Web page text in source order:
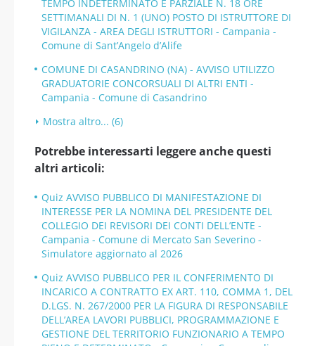
TEMPO INDETERMINATO E PARZIALE N. 18 ORE
SETTIMANALI DI N. 1 (UNO) POSTO DI ISTRUTTORE DI
VIGILANZA - AREA DEGLI ISTRUTTORI - Campania -
Comune di Sant’Angelo d’Alife
COMUNE DI CASANDRINO (NA) - AVVISO UTILIZZO
GRADUATORIE CONCORSUALI DI ALTRI ENTI -
Campania - Comune di Casandrino
Mostra altro... (6)
Potrebbe interessarti leggere anche questi
altri articoli:
Quiz AVVISO PUBBLICO DI MANIFESTAZIONE DI
INTERESSE PER LA NOMINA DEL PRESIDENTE DEL
COLLEGIO DEI REVISORI DEI CONTI DELL’ENTE -
Campania - Comune di Mercato San Severino -
Simulatore aggiornato al 2026
Quiz AVVISO PUBBLICO PER IL CONFERIMENTO DI
INCARICO A CONTRATTO EX ART. 110, COMMA 1, DEL
D.LGS. N. 267/2000 PER LA FIGURA DI RESPONSABILE
DELL’AREA LAVORI PUBBLICI, PROGRAMMAZIONE E
GESTIONE DEL TERRITORIO FUNZIONARIO A TEMPO